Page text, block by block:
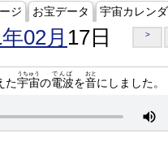
ジ お宝データ 宇宙カレン
02月 17日 >
た宇宙
うちゅう
の電波
でんぱ
を音
おと
にしました。